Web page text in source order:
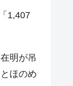
1,407
明が吊
ほのめ